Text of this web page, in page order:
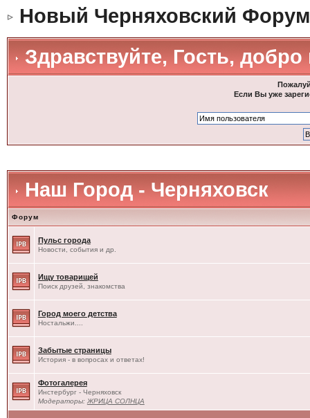
Новый Черняховский Форум
Здравствуйте, Гость,
Если Вы уже
Наш Город - Черняховск
Форум
Пульс города
Новости, события и др.
Ищу товарищей
Поиск друзей, знакомства
Город моего детства
Ностальжи....
Забытые страницы
История - в вопросах и ответах!
Фотогалерея
Инстербург - Черняховск
Модераторы: ЖРИЦА СОЛНЦА